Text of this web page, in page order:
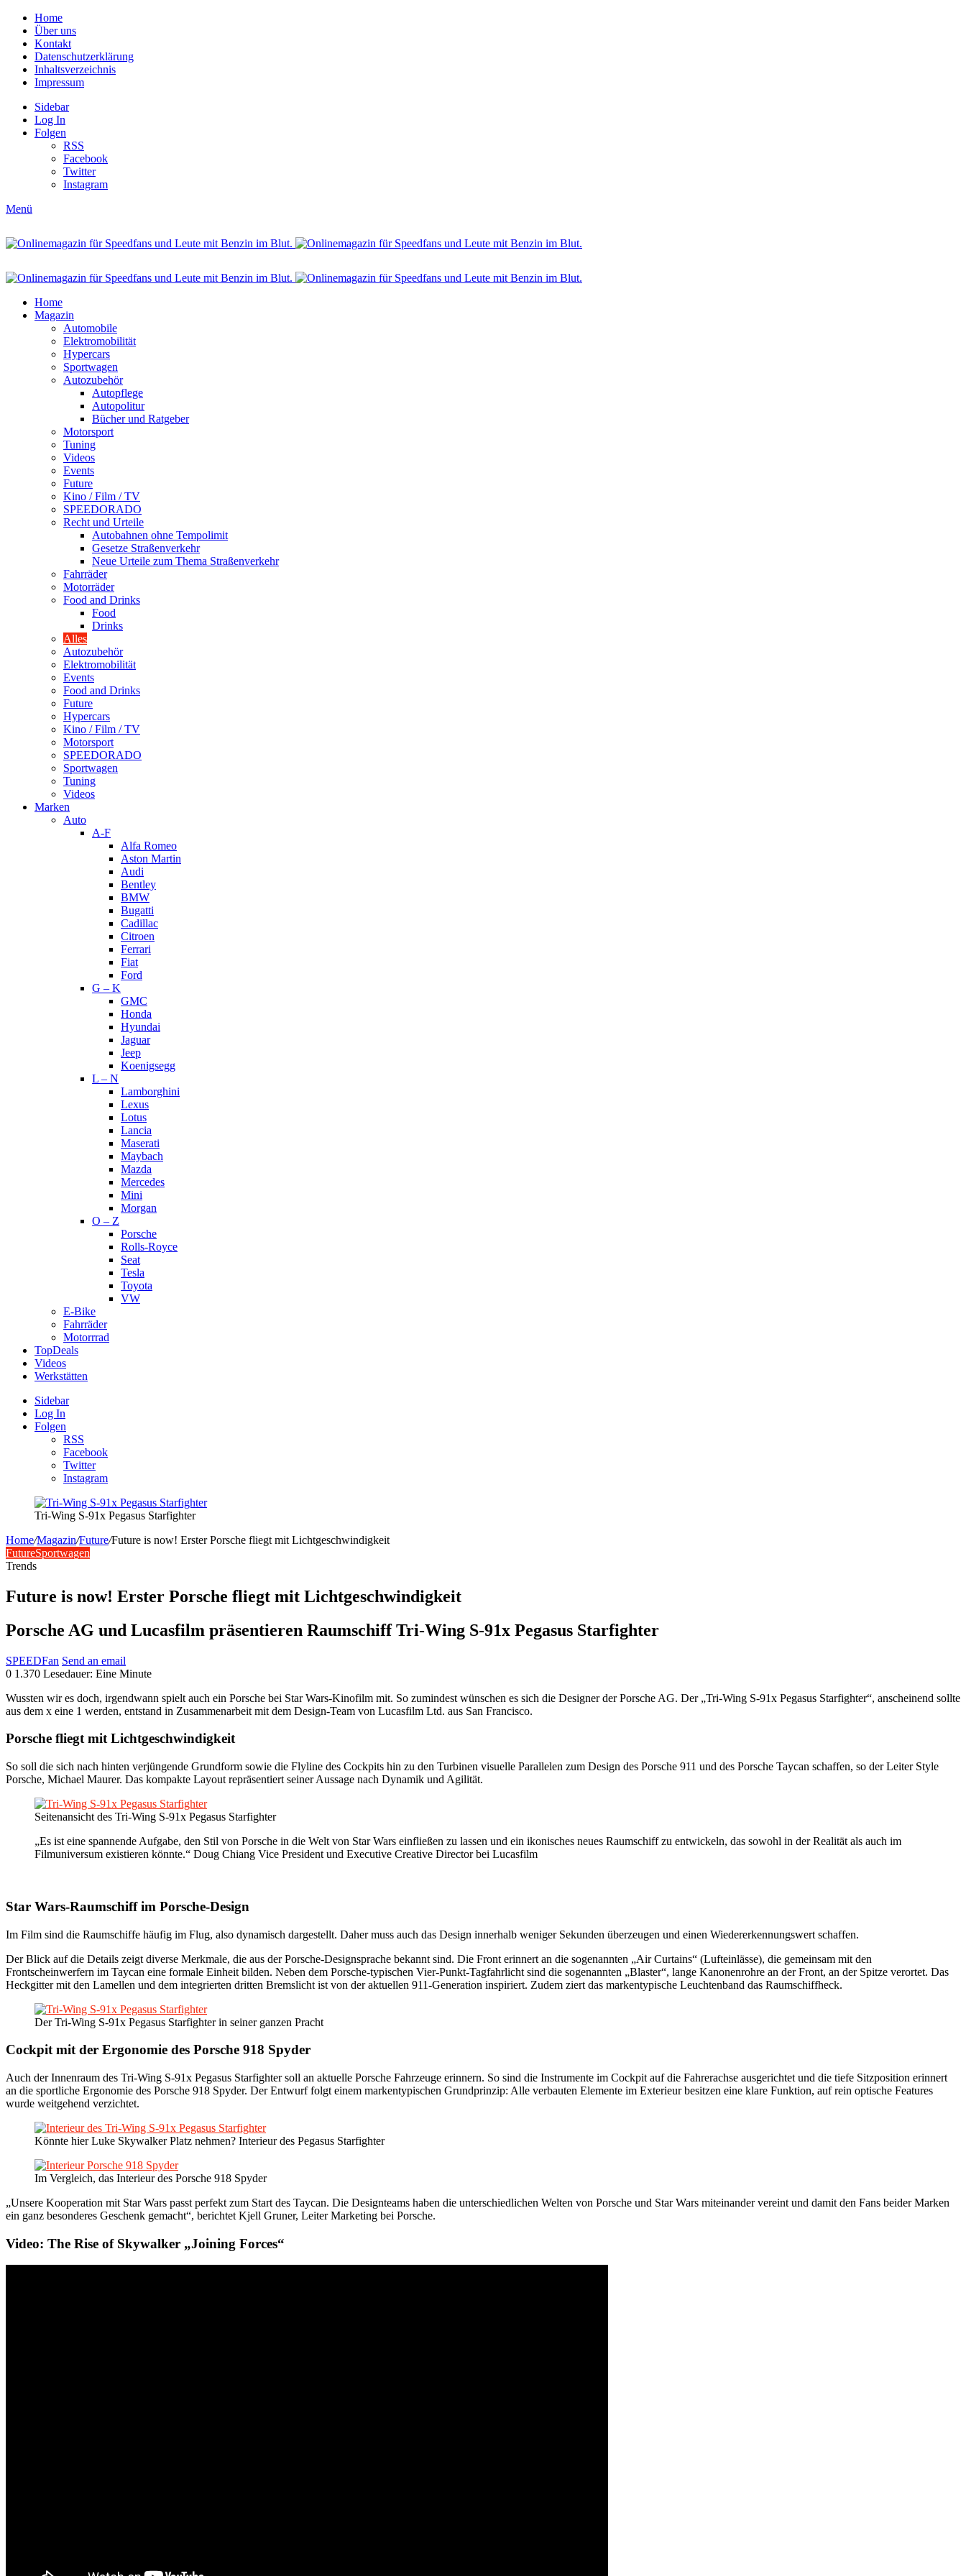
Home
Über uns
Kontakt
Datenschutzerklärung
Inhaltsverzeichnis
Impressum
Sidebar
Log In
Folgen
RSS
Facebook
Twitter
Instagram
Menü
Home
Magazin
Automobile
Elektromobilität
Hypercars
Sportwagen
Autozubehör
Autopflege
Autopolitur
Bücher und Ratgeber
Motorsport
Tuning
Videos
Events
Future
Kino / Film / TV
SPEEDORADO
Recht und Urteile
Autobahnen ohne Tempolimit
Gesetze Straßenverkehr
Neue Urteile zum Thema Straßenverkehr
Fahrräder
Motorräder
Food and Drinks
Food
Drinks
Alles
Autozubehör
Elektromobilität
Events
Food and Drinks
Future
Hypercars
Kino / Film / TV
Motorsport
SPEEDORADO
Sportwagen
Tuning
Videos
Marken
Auto
A-F
Alfa Romeo
Aston Martin
Audi
Bentley
BMW
Bugatti
Cadillac
Citroen
Ferrari
Fiat
Ford
G – K
GMC
Honda
Hyundai
Jaguar
Jeep
Koenigsegg
L – N
Lamborghini
Lexus
Lotus
Lancia
Maserati
Maybach
Mazda
Mercedes
Mini
Morgan
O – Z
Porsche
Rolls-Royce
Seat
Tesla
Toyota
VW
E-Bike
Fahrräder
Motorrrad
TopDeals
Videos
Werkstätten
Sidebar
Log In
Folgen
RSS
Facebook
Twitter
Instagram
Tri-Wing S-91x Pegasus Starfighter
Home/Magazin/Future/Future is now! Erster Porsche fliegt mit Lichtgeschwindigkeit
FutureSportwagen
Trends
Future is now! Erster Porsche fliegt mit Lichtgeschwindigkeit
Porsche AG und Lucasfilm präsentieren Raumschiff Tri-Wing S-91x Pegasus Starfighter
SPEEDFan Send an email
0 1.370 Lesedauer: Eine Minute
Wussten wir es doch, irgendwann spielt auch ein Porsche bei Star Wars-Kinofilm mit. So zumindest wünschen es sich die Designer der Porsche AG. Der „Tri-Wing S-91x Pegasus Starfighter“, anscheinend sollte
aus dem x eine 1 werden, entstand in Zusammenarbeit mit dem Design-Team von Lucasfilm Ltd. aus San Francisco.
Porsche fliegt mit Lichtgeschwindigkeit
So soll die sich nach hinten verjüngende Grundform sowie die Flyline des Cockpits hin zu den Turbinen visuelle Parallelen zum Design des Porsche 911 und des Porsche Taycan schaffen, so der Leiter Style
Porsche, Michael Maurer. Das kompakte Layout repräsentiert seiner Aussage nach Dynamik und Agilität.
Seitenansicht des Tri-Wing S-91x Pegasus Starfighter
„Es ist eine spannende Aufgabe, den Stil von Porsche in die Welt von Star Wars einfließen zu lassen und ein ikonisches neues Raumschiff zu entwickeln, das sowohl in der Realität als auch im
Filmuniversum existieren könnte.“ Doug Chiang Vice President und Executive Creative Director bei Lucasfilm
Star Wars-Raumschiff im Porsche-Design
Im Film sind die Raumschiffe häufig im Flug, also dynamisch dargestellt. Daher muss auch das Design innerhalb weniger Sekunden überzeugen und einen Wiedererkennungswert schaffen.
Der Blick auf die Details zeigt diverse Merkmale, die aus der Porsche-Designsprache bekannt sind. Die Front erinnert an die sogenannten „Air Curtains“ (Lufteinlässe), die gemeinsam mit den
Frontscheinwerfern im Taycan eine formale Einheit bilden. Neben dem Porsche-typischen Vier-Punkt-Tagfahrlicht sind die sogenannten „Blaster“, lange Kanonenrohre an der Front, an der Spitze verortet. Das
Heckgitter mit den Lamellen und dem integrierten dritten Bremslicht ist von der aktuellen 911-Generation inspiriert. Zudem ziert das markentypische Leuchtenband das Raumschiffheck.
Der Tri-Wing S-91x Pegasus Starfighter in seiner ganzen Pracht
Cockpit mit der Ergonomie des Porsche 918 Spyder
Auch der Innenraum des Tri-Wing S-91x Pegasus Starfighter soll an aktuelle Porsche Fahrzeuge erinnern. So sind die Instrumente im Cockpit auf die Fahrerachse ausgerichtet und die tiefe Sitzposition erinnert
an die sportliche Ergonomie des Porsche 918 Spyder. Der Entwurf folgt einem markentypischen Grundprinzip: Alle verbauten Elemente im Exterieur besitzen eine klare Funktion, auf rein optische Features
wurde weitgehend verzichtet.
Könnte hier Luke Skywalker Platz nehmen? Interieur des Pegasus Starfighter
Im Vergleich, das Interieur des Porsche 918 Spyder
„Unsere Kooperation mit Star Wars passt perfekt zum Start des Taycan. Die Designteams haben die unterschiedlichen Welten von Porsche und Star Wars miteinander vereint und damit den Fans beider Marken
ein ganz besonderes Geschenk gemacht“, berichtet Kjell Gruner, Leiter Marketing bei Porsche.
Video: The Rise of Skywalker „Joining Forces“